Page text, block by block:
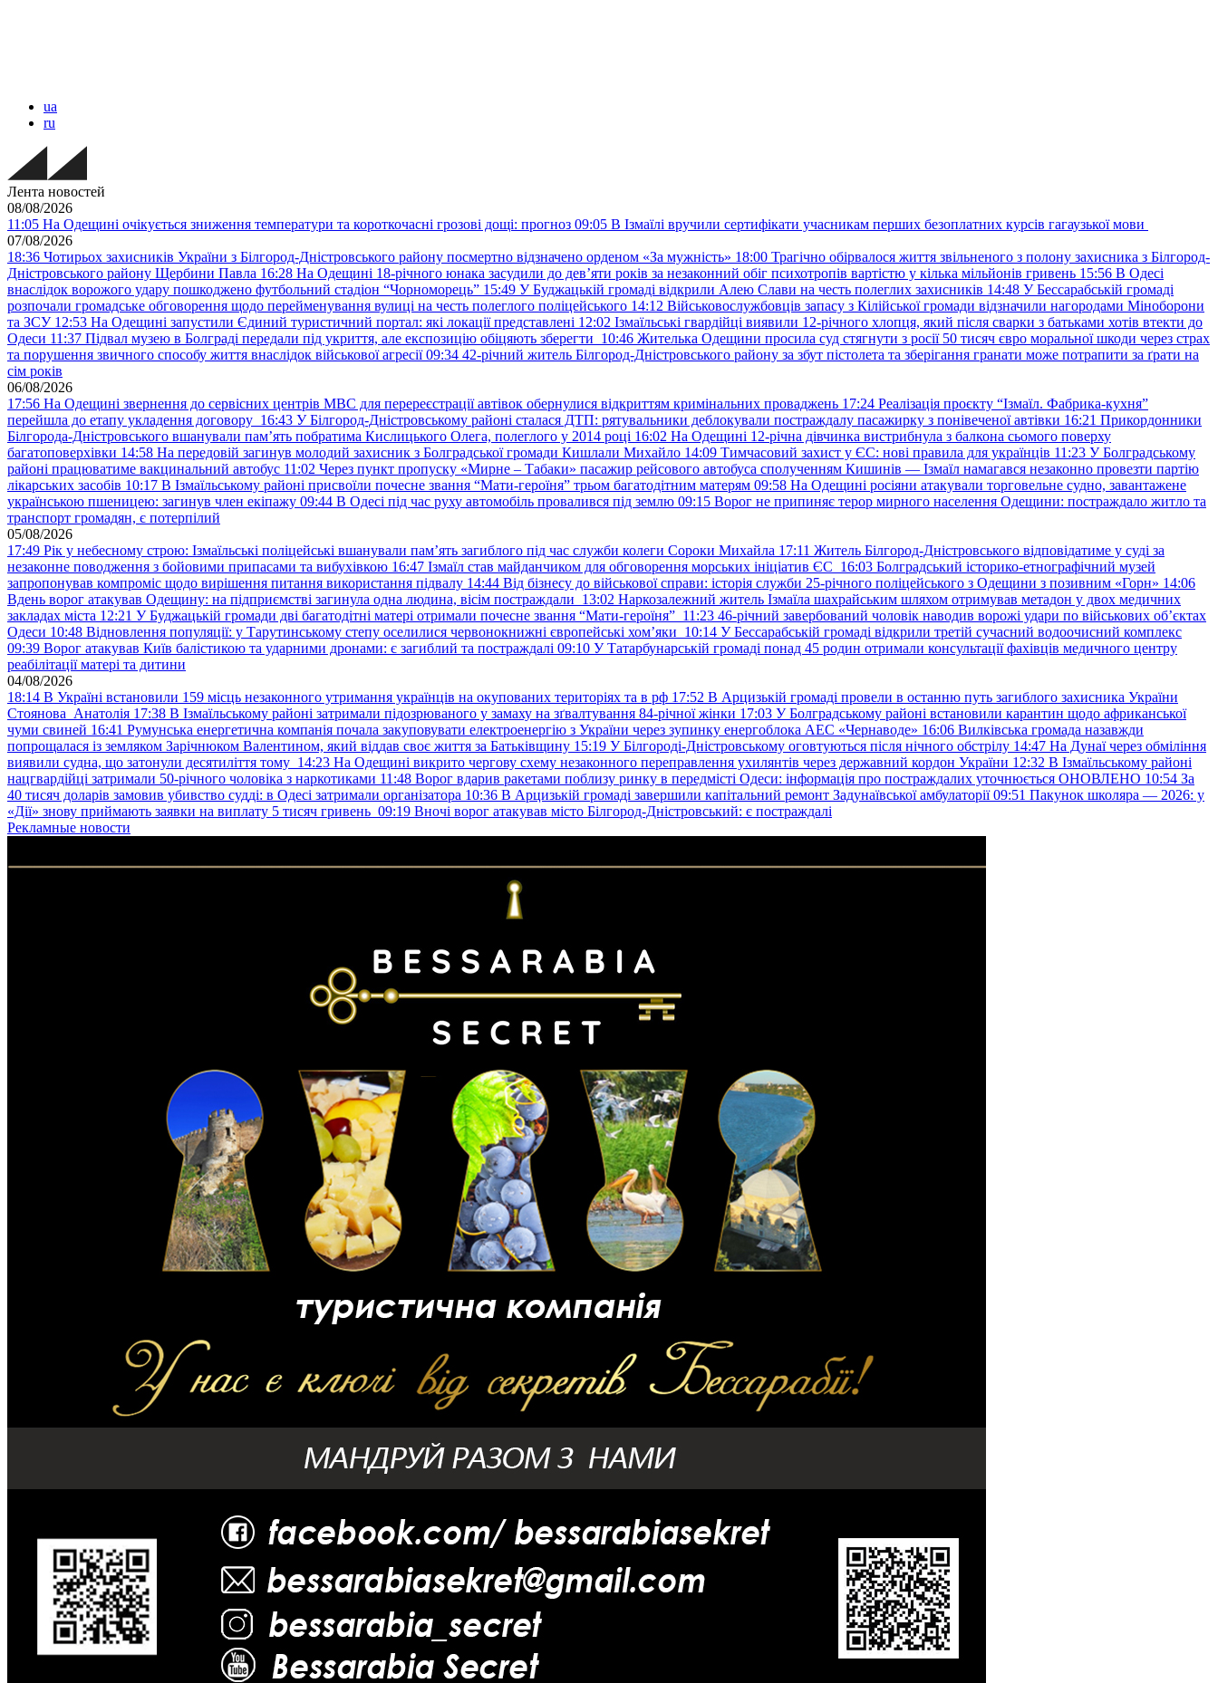
ua
ru
Лента новостей
08/08/2026
11:05 На Одещині очікується зниження температури та короткочасні грозові дощі: прогноз 09:05 В Ізмаїлі вручили сертифікати учасникам перших безоплатних курсів гагаузької мови
07/08/2026
18:36 Чотирьох захисників України з Білгород-Дністровського району посмертно відзначено орденом «За мужність» 18:00 Трагічно обірвалося життя звільненого з полону захисника з Білгород-
Дністровського району Щербини Павла 16:28 На Одещині 18-річного юнака засудили до дев’яти років за незаконний обіг психотропів вартістю у кілька мільйонів гривень 15:56 В Одесі
внаслідок ворожого удару пошкоджено футбольний стадіон “Чорноморець” 15:49 У Буджацькій громаді відкрили Алею Слави на честь полеглих захисників 14:48 У Бессарабській громаді
розпочали громадське обговорення щодо перейменування вулиці на честь полеглого поліцейського 14:12 Військовослужбовців запасу з Кілійської громади відзначили нагородами Міноборони
та ЗСУ 12:53 На Одещині запустили Єдиний туристичний портал: які локації представлені 12:02 Ізмаїльські гвардійці виявили 12-річного хлопця, який після сварки з батьками хотів втекти до
Одеси 11:37 Підвал музею в Болграді передали під укриття, але експозицію обіцяють зберегти 10:46 Жителька Одещини просила суд стягнути з росії 50 тисяч євро моральної шкоди через страх
та порушення звичного способу життя внаслідок військової агресії 09:34 42-річний житель Білгород-Дністровського району за збут пістолета та зберігання гранати може потрапити за ґрати на
сім років
06/08/2026
17:56 На Одещині звернення до сервісних центрів МВС для перереєстрації автівок обернулися відкриттям кримінальних проваджень 17:24 Реалізація проєкту “Ізмаїл. Фабрика-кухня”
перейшла до етапу укладення договору 16:43 У Білгород-Дністровському районі сталася ДТП: рятувальники деблокували постраждалу пасажирку з понівеченої автівки 16:21 Прикордонники
Білгорода-Дністровського вшанували пам’ять побратима Кислицького Олега, полеглого у 2014 році 16:02 На Одещині 12-річна дівчинка вистрибнула з балкона сьомого поверху
багатоповерхівки 14:58 На передовій загинув молодий захисник з Болградської громади Кишлали Михайло 14:09 Тимчасовий захист у ЄС: нові правила для українців 11:23 У Болградському
районі працюватиме вакцинальний автобус 11:02 Через пункт пропуску «Мирне – Табаки» пасажир рейсового автобуса сполученням Кишинів — Ізмаїл намагався незаконно провезти партію
лікарських засобів 10:17 В Ізмаїльському районі присвоїли почесне звання “Мати-героїня” трьом багатодітним матерям 09:58 На Одещині росіяни атакували торговельне судно, завантажене
українською пшеницею: загинув член екіпажу 09:44 В Одесі під час руху автомобіль провалився під землю 09:15 Ворог не припиняє терор мирного населення Одещини: постраждало житло та
транспорт громадян, є потерпілий
05/08/2026
17:49 Рік у небесному строю: Ізмаїльські поліцейські вшанували пам’ять загиблого під час служби колеги Сороки Михайла 17:11 Житель Білгород-Дністровського відповідатиме у суді за
незаконне поводження з бойовими припасами та вибухівкою 16:47 Ізмаїл став майданчиком для обговорення морських ініціатив ЄС 16:03 Болградський історико-етнографічний музей
запропонував компроміс щодо вирішення питання використання підвалу 14:44 Від бізнесу до військової справи: історія служби 25-річного поліцейського з Одещини з позивним «Горн» 14:06
Вдень ворог атакував Одещину: на підприємстві загинула одна людина, вісім постраждали 13:02 Наркозалежний житель Ізмаїла шахрайським шляхом отримував метадон у двох медичних
закладах міста 12:21 У Буджацькій громади дві багатодітні матері отримали почесне звання “Мати-героїня” 11:23 46-річний завербований чоловік наводив ворожі удари по військових обʼєктах
Одеси 10:48 Відновлення популяції: у Тарутинському степу оселилися червонокнижні європейські хом’яки 10:14 У Бессарабській громаді відкрили третій сучасний водоочисний комплекс
09:39 Ворог атакував Київ балістикою та ударними дронами: є загиблий та постраждалі 09:10 У Татарбунарській громаді понад 45 родин отримали консультації фахівців медичного центру
реабілітації матері та дитини
04/08/2026
18:14 В Україні встановили 159 місць незаконного утримання українців на окупованих територіях та в рф 17:52 В Арцизькій громаді провели в останню путь загиблого захисника України
Стоянова Анатолія 17:38 В Ізмаїльському районі затримали підозрюваного у замаху на зґвалтування 84-річної жінки 17:03 У Болградському районі встановили карантин щодо африканської
чуми свиней 16:41 Румунська енергетична компанія почала закуповувати електроенергію з України через зупинку енергоблока АЕС «Чернаводе» 16:06 Вилківська громада назавжди
попрощалася із земляком Зарічнюком Валентином, який віддав своє життя за Батьківщину 15:19 У Білгороді-Дністровському оговтуються після нічного обстрілу 14:47 На Дунаї через обміління
виявили судна, що затонули десятиліття тому 14:23 На Одещині викрито чергову схему незаконного переправлення ухилянтів через державний кордон України 12:32 В Ізмаїльському районі
нацгвардійці затримали 50-річного чоловіка з наркотиками 11:48 Ворог вдарив ракетами поблизу ринку в передмісті Одеси: інформація про постраждалих уточнюється ОНОВЛЕНО 10:54 За
40 тисяч доларів замовив убивство судді: в Одесі затримали організатора 10:36 В Арцизькій громаді завершили капітальний ремонт Задунаївської амбулаторії 09:51 Пакунок школяра — 2026: у
«Дії» знову приймають заявки на виплату 5 тисяч гривень 09:19 Вночі ворог атакував місто Білгород-Дністровський: є постраждалі
Рекламные новости